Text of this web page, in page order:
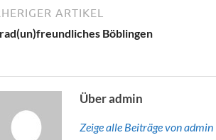
ARTIKEL
Böblingen
Über admin
Zeige alle Beiträge von